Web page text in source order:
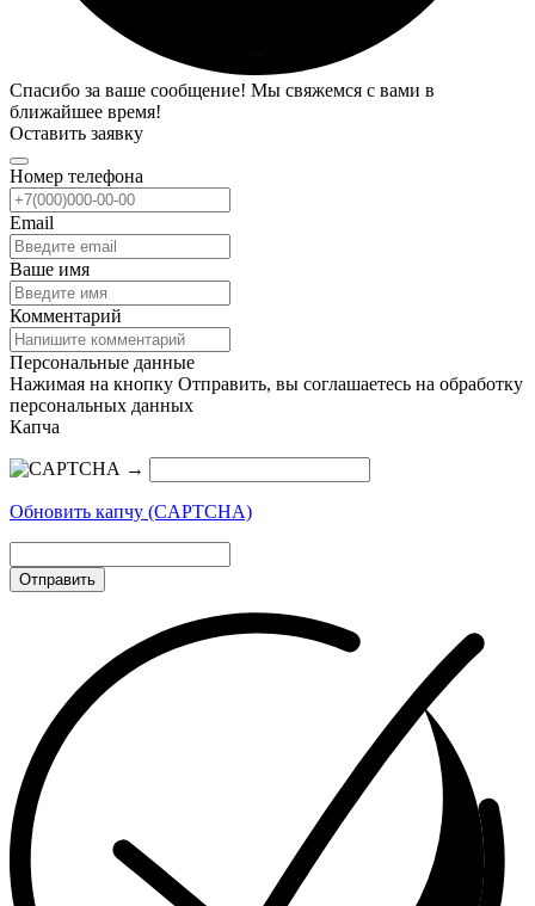
Спасибо за ваше сообщение! Мы свяжемся с вами в
ближайшее время!
Оставить заявку
Номер телефона
Email
Ваше имя
Комментарий
Персональные данные
Нажимая на кнопку Отправить, вы соглашаетесь на обработку
персональных данных
Капча
→
Обновить капчу (CAPTCHA)
Отправить